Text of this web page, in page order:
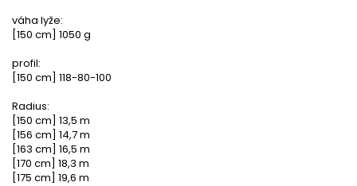
váha lyže:
[150 cm] 1050 g
profil:
[150 cm] 118-80-100
Radius:
[150 cm] 13,5 m
[156 cm] 14,7 m
[163 cm] 16,5 m
[170 cm] 18,3 m
[175 cm] 19,6 m